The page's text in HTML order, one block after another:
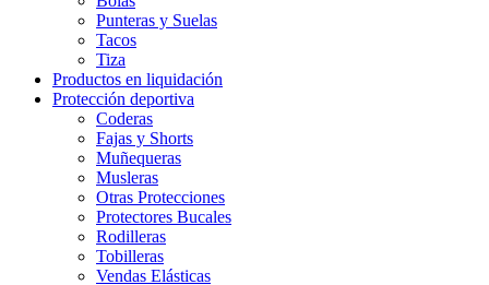
Punteras y Suelas
Tacos
Tiza
Productos en liquidación
Protección deportiva
Coderas
Fajas y Shorts
Muñequeras
Musleras
Otras Protecciones
Protectores Bucales
Rodilleras
Tobilleras
Vendas Elásticas